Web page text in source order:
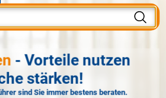
- Vorteile nutzen
stärken!
sind Sie immer bestens beraten.